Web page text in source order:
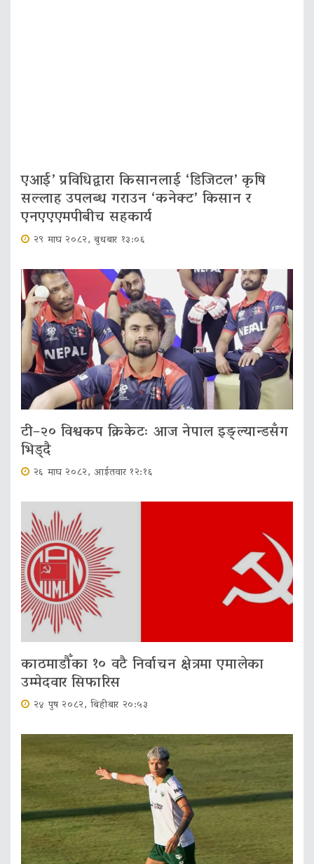
एआई’ प्रविधिद्वारा किसानलाई ‘डिजिटल’ कृषि
सल्लाह उपलब्ध गराउन ‘कनेक्ट’ किसान र
एनएएएमपीबीच सहकार्य
२९ माघ २०८२, बुधबार १३:०६
टी–२० विश्वकप क्रिकेटः आज नेपाल इङ्ल्यान्डसँग
भिड्दै
२६ माघ २०८२, आईतवार १२:१६
काठमाडौँका १० वटै निर्वाचन क्षेत्रमा एमालेका
उम्मेदवार सिफारिस
२४ पुष २०८२, बिहीबार २०:५३